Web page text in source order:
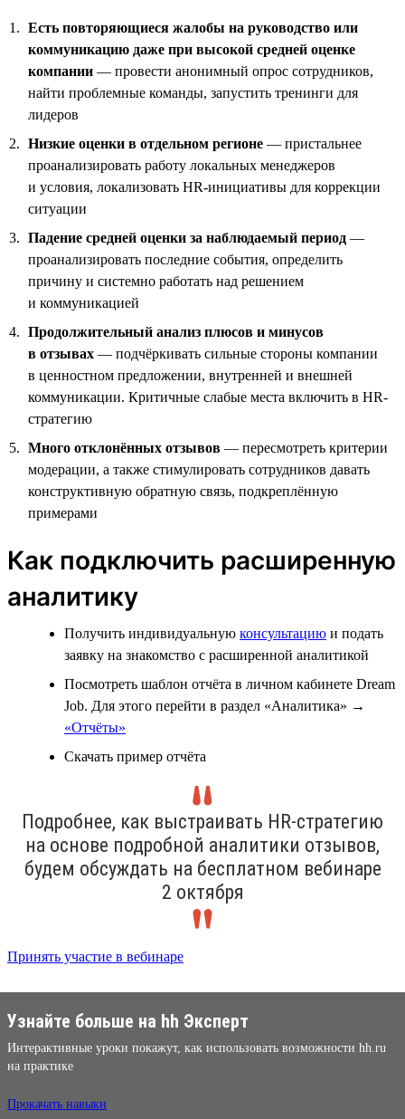
Есть повторяющиеся жалобы на руководство или
коммуникацию даже при высокой средней оценке
компании — провести анонимный опрос сотрудников,
найти проблемные команды, запустить тренинги для
лидеров
Низкие оценки в отдельном регионе — пристальнее
проанализировать работу локальных менеджеров
и условия, локализовать HR-инициативы для коррекции
ситуации
Падение средней оценки за наблюдаемый период —
проанализировать последние события, определить
причину и системно работать над решением
и коммуникацией
Продолжительный анализ плюсов и минусов
в отзывах — подчёркивать сильные стороны компании
в ценностном предложении, внутренней и внешней
коммуникации. Критичные слабые места включить в HR-
стратегию
Много отклонённых отзывов — пересмотреть критерии
модерации, а также стимулировать сотрудников давать
конструктивную обратную связь, подкреплённую
примерами
Как подключить расширенную
аналитику
Получить индивидуальную консультацию и подать
заявку на знакомство с расширенной аналитикой
Посмотреть шаблон отчёта в личном кабинете Dream
Job. Для этого перейти в раздел «Аналитика» →
«Отчёты»
Скачать пример отчёта
Подробнее, как выстраивать HR-стратегию
на основе подробной аналитики отзывов,
будем обсуждать на бесплатном вебинаре
2 октября
Принять участие в вебинаре
Узнайте больше на hh Эксперт
Интерактивные уроки покажут, как использовать возможности hh.ru
на практике
Прокачать навыки